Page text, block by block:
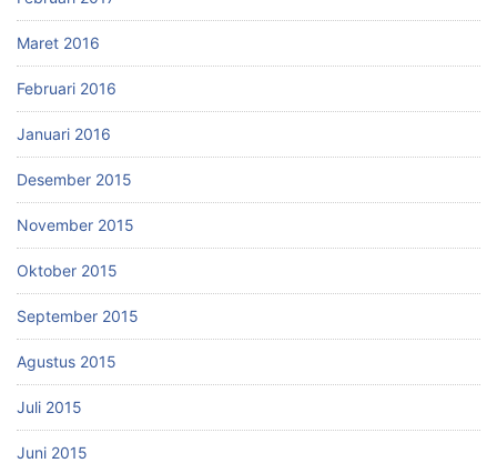
Maret 2016
Februari 2016
Januari 2016
Desember 2015
November 2015
Oktober 2015
September 2015
Agustus 2015
Juli 2015
Juni 2015